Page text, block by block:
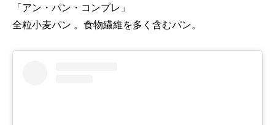
「アン・パン・コンプレ」
全粒小麦パン 。食物繊維を多く含むパン。